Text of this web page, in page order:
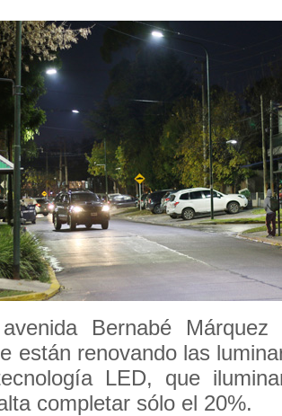
Bernabé
están renovando las
LED, que
completar sólo el 20%.